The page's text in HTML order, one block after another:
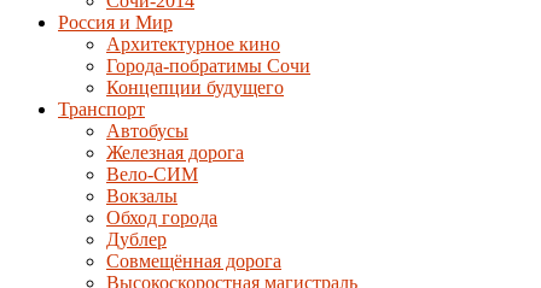
Россия и Мир
Архитектурное кино
Города-побратимы Сочи
Концепции будущего
Транспорт
Автобусы
Железная дорога
Вело-СИМ
Вокзалы
Обход города
Дублер
Совмещённая дорога
Высокоскоростная магистраль